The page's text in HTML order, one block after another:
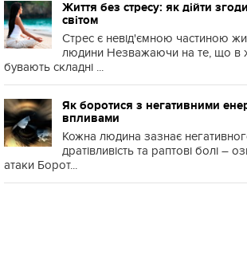
Життя без стресу: як дійти
світом
Стрес є невід'ємною частиною
людини Незважаючи на те, що в
бувають складні ...
Як боротися з негативними
впливами
Кожна людина зазнає
дратівливість та раптові болі –
атаки Борот...